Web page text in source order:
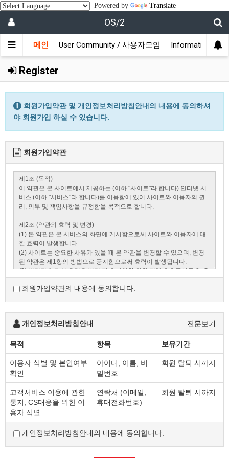
Powered by Translate
OS/2
메인 User Community / 사용자모임 Information / 정
Register
회원가입약관 및 개인정보처리방침안내의 내용에 동의하셔
야 회원가입 하실 수 있습니다.
회원가입약관
회원가입약관의 내용에 동의합니다.
전문보기
개인정보처리방침안내
목적 항목 보유기간
이용자 식별 및 본인여부
확인
아이디, 이름, 비
밀번호
회원 탈퇴 시까지
고객서비스 이용에 관한
통지, CS대응을 위한 이
용자 식별
연락처 (이메일,
휴대전화번호)
회원 탈퇴 시까지
개인정보처리방침안내의 내용에 동의합니다.